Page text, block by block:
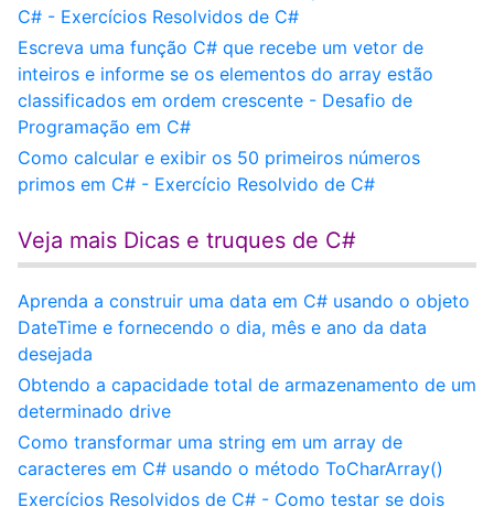
C# - Exercícios Resolvidos de C#
Escreva uma função C# que recebe um vetor de
inteiros e informe se os elementos do array estão
classificados em ordem crescente - Desafio de
Programação em C#
Como calcular e exibir os 50 primeiros números
primos em C# - Exercício Resolvido de C#
Veja mais Dicas e truques de C#
Aprenda a construir uma data em C# usando o objeto
DateTime e fornecendo o dia, mês e ano da data
desejada
Obtendo a capacidade total de armazenamento de um
determinado drive
Como transformar uma string em um array de
caracteres em C# usando o método ToCharArray()
Exercícios Resolvidos de C# - Como testar se dois